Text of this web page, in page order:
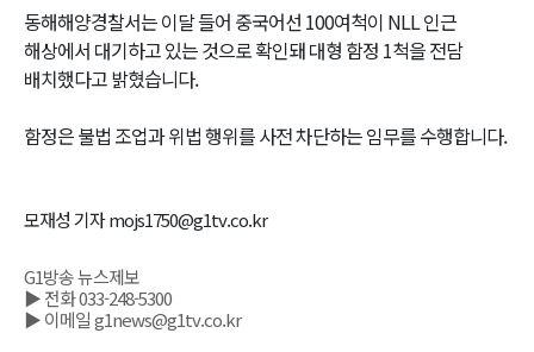
동해해양경찰서는 이달 들어 중국어선 100여척이 NLL 인근
해상에서 대기하고 있는 것으로 확인돼 대형 함정 1척을 전담
배치했다고 밝혔습니다.
함정은 불법 조업과 위법 행위를 사전 차단하는 임무를 수행합니다.
모재성 기자 mojs1750@g1tv.co.kr
G1방송 뉴스제보
▶ 전화 033-248-5300
▶ 이메일 g1news@g1tv.co.kr